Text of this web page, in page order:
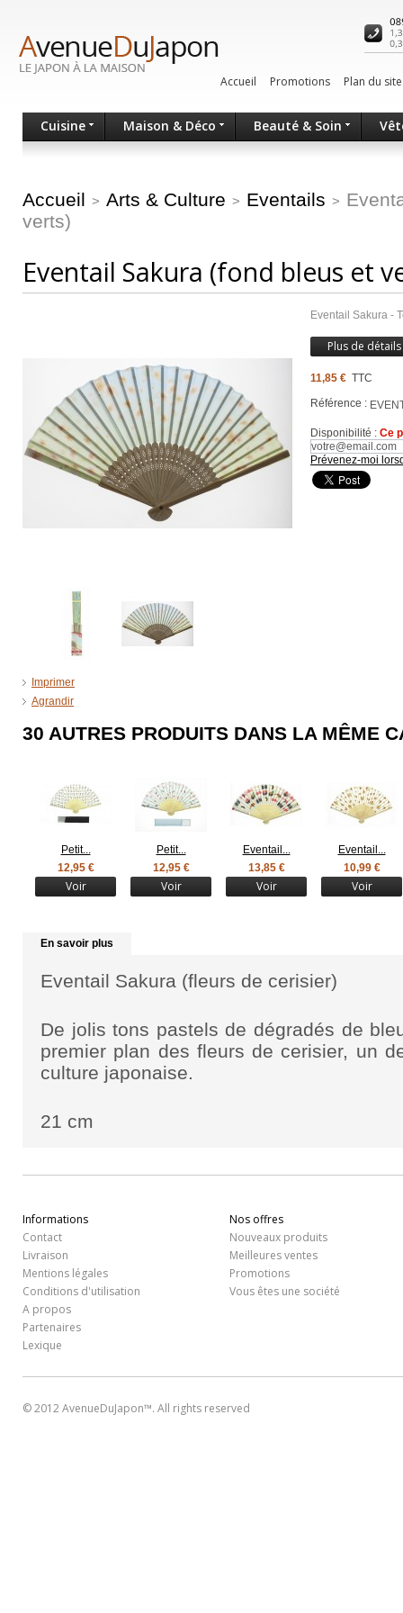
Accueil Promotions Plan du site
Cuisine Maison & Déco Beauté & Soin
Accueil > Arts & Culture > Eventails >
verts)
Eventail Sakura (fond bleus et
Imprimer
Agrandir
Eventail Sakura -
Plus de détails
11,85 € TTC
Référence :
Disponibilité : Ce
Prévenez-moi
30 AUTRES PRODUITS DANS LA MÊME
Petit...
12,95 €
Voir
Petit...
12,95 €
Voir
Eventail...
13,85 €
Voir
Eventail...
10,99 €
Voir
En savoir plus
Eventail Sakura (fleurs de cerisier)
De jolis tons pastels de dégradés de
premier plan des fleurs de cerisier, un
culture japonaise.
21 cm
Informations
Contact
Livraison
Mentions légales
Conditions d'utilisation
A propos
Partenaires
Lexique
Nos offres
Nouveaux produits
Meilleures ventes
Promotions
Vous êtes une société
© 2012 AvenueDuJapon™. All rights reserved